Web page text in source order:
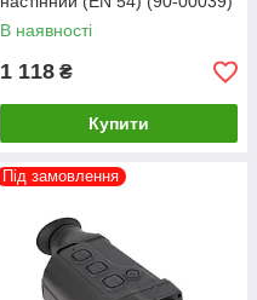
В наявності
1 118 ₴
Купити
Під замовлення